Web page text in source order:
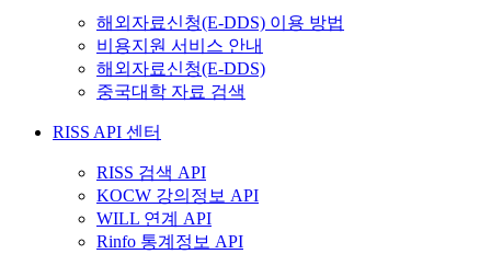
해외자료신청(E-DDS) 이용 방법
비용지원 서비스 안내
해외자료신청(E-DDS)
중국대학 자료 검색
RISS API 센터
RISS 검색 API
KOCW 강의정보 API
WILL 연계 API
Rinfo 통계정보 API